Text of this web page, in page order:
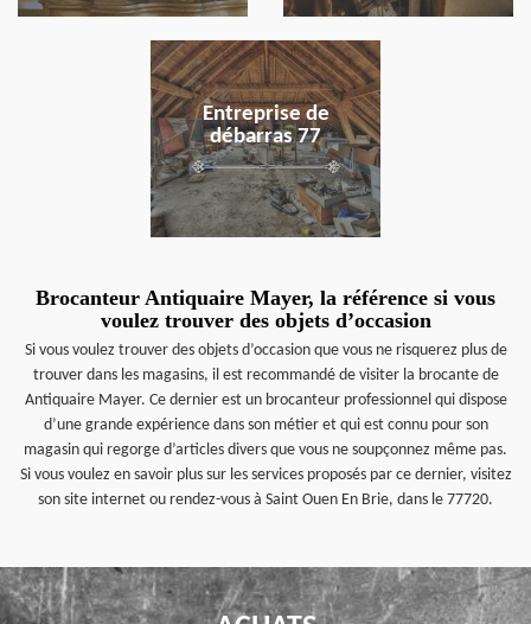
Entreprise de
débarras 77
en savoir plus
Brocanteur Antiquaire Mayer, la référence si vous
voulez trouver des objets d’occasion
Si vous voulez trouver des objets d’occasion que vous ne risquerez plus de
trouver dans les magasins, il est recommandé de visiter la brocante de
Antiquaire Mayer. Ce dernier est un brocanteur professionnel qui dispose
d’une grande expérience dans son métier et qui est connu pour son
magasin qui regorge d’articles divers que vous ne soupçonnez même pas.
Si vous voulez en savoir plus sur les services proposés par ce dernier, visitez
son site internet ou rendez-vous à Saint Ouen En Brie, dans le 77720.